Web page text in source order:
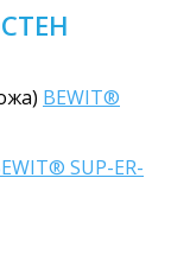
BEWIT®
SUP-ER-